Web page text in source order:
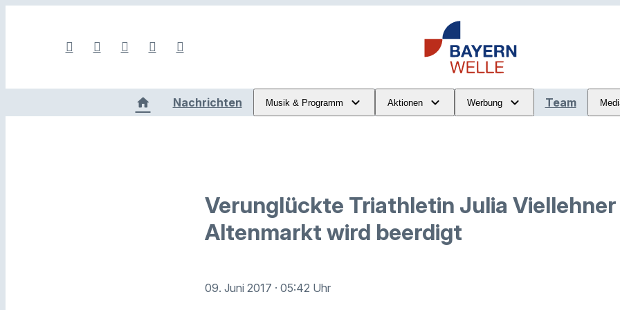
Nachrichten Musik & Programm Aktionen Werbung Team
Verunglückte Triathletin Julia Viellehner
Altenmarkt wird beerdigt
09. Juni 2017 · 05:42 Uhr